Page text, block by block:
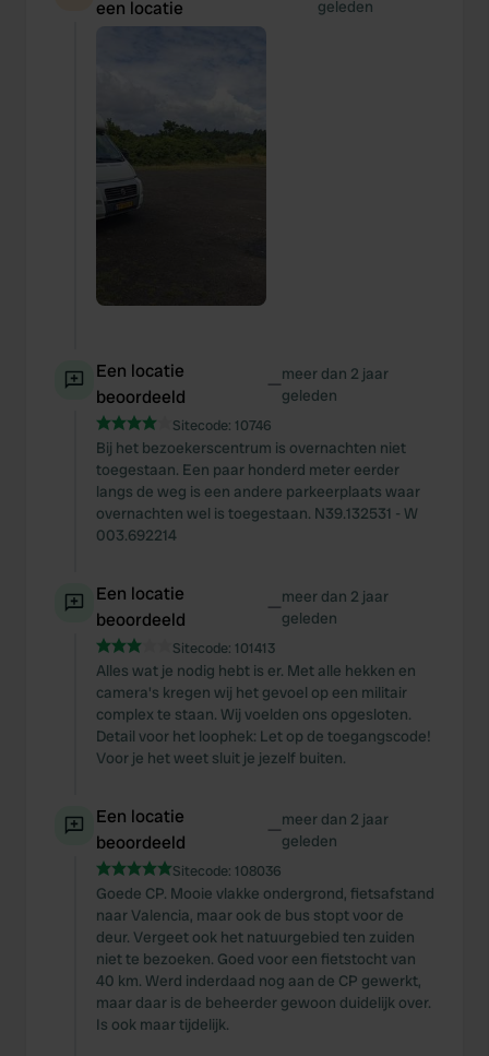
een locatie geleden
Een locatie
beoordeeld
—meer dan 2 jaar
geleden
Sitecode: 10746
Bij het bezoekerscentrum is overnachten niet
toegestaan. Een paar honderd meter eerder
langs de weg is een andere parkeerplaats waar
overnachten wel is toegestaan. N39.132531 - W
003.692214
Een locatie
beoordeeld
—meer dan 2 jaar
geleden
Sitecode: 101413
Alles wat je nodig hebt is er. Met alle hekken en
camera's kregen wij het gevoel op een militair
complex te staan. Wij voelden ons opgesloten.
Detail voor het loophek: Let op de toegangscode!
Voor je het weet sluit je jezelf buiten.
Een locatie
beoordeeld
—meer dan 2 jaar
geleden
Sitecode: 108036
Goede CP. Mooie vlakke ondergrond, fietsafstand
naar Valencia, maar ook de bus stopt voor de
deur. Vergeet ook het natuurgebied ten zuiden
niet te bezoeken. Goed voor een fietstocht van
40 km. Werd inderdaad nog aan de CP gewerkt,
maar daar is de beheerder gewoon duidelijk over.
Is ook maar tijdelijk.